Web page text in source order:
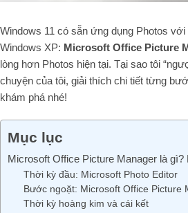
Windows 11 có sẵn ứng dụng Photos
Windows XP: Microsoft Office Picture
lòng hơn Photos hiện tại. Tại sao tôi
chuyện của tôi, giải thích chi tiết từng
khám phá nhé!
Mục lục
Microsoft Office Picture Manager là
Thời kỳ đầu: Microsoft Photo Editor
Bước ngoặt: Microsoft Office Picture
Thời kỳ hoàng kim và cái kết